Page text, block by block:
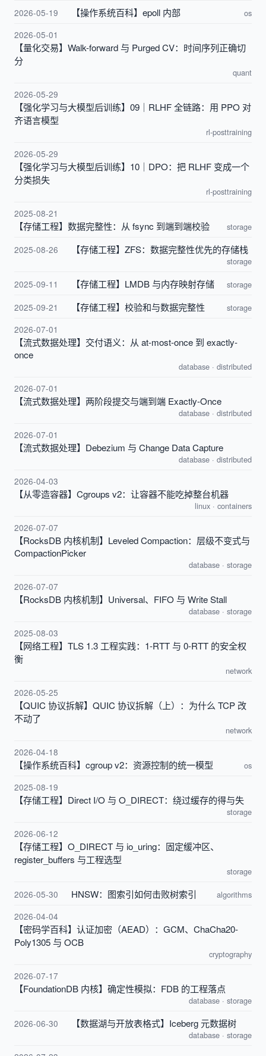
2026-05-19 【操作系统百科】epoll 内部 os
2026-05-01
【量化交易】Walk-forward 与 Purged CV：时间序列正确切
分
quant
2026-05-29
【强化学习与大模型后训练】09｜RLHF 全链路：用 PPO 对
齐语言模型
rl-posttraining
2026-05-29
【强化学习与大模型后训练】10｜DPO：把 RLHF 变成一个
分类损失
rl-posttraining
2025-08-21
【存储工程】数据完整性：从 fsync 到端到端校验 storage
2025-08-26 【存储工程】ZFS：数据完整性优先的存储栈
storage
2025-09-11 【存储工程】LMDB 与内存映射存储 storage
2025-09-21 【存储工程】校验和与数据完整性 storage
2026-07-01
【流式数据处理】交付语义：从 at-most-once 到 exactly-
once
database · distributed
2026-07-01
【流式数据处理】两阶段提交与端到端 Exactly-Once
database · distributed
2026-07-01
【流式数据处理】Debezium 与 Change Data Capture
database · distributed
2026-04-03
【从零造容器】Cgroups v2：让容器不能吃掉整台机器
linux · containers
2026-07-07
【RocksDB 内核机制】Leveled Compaction：层级不变式与
CompactionPicker
database · storage
2026-07-07
【RocksDB 内核机制】Universal、FIFO 与 Write Stall
database · storage
2025-08-03
【网络工程】TLS 1.3 工程实践：1-RTT 与 0-RTT 的安全权
衡
network
2026-05-25
【QUIC 协议拆解】QUIC 协议拆解（上）：为什么 TCP 改
不动了
network
2026-04-18
【操作系统百科】cgroup v2：资源控制的统一模型 os
2025-08-19
【存储工程】Direct I/O 与 O_DIRECT：绕过缓存的得与失
storage
2026-06-12
【存储工程】O_DIRECT 与 io_uring：固定缓冲区、
register_buffers 与工程选型
storage
2026-05-30 HNSW：图索引如何击败树索引 algorithms
2026-04-04
【密码学百科】认证加密（AEAD）：GCM、ChaCha20-
Poly1305 与 OCB
cryptography
2026-07-17
【FoundationDB 内核】确定性模拟：FDB 的工程落点
database · storage
2026-06-30 【数据湖与开放表格式】Iceberg 元数据树
database · storage